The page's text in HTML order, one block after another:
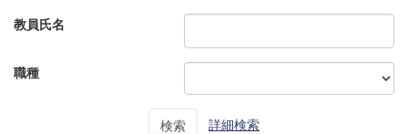
教員氏名
職種
検索 詳細検索